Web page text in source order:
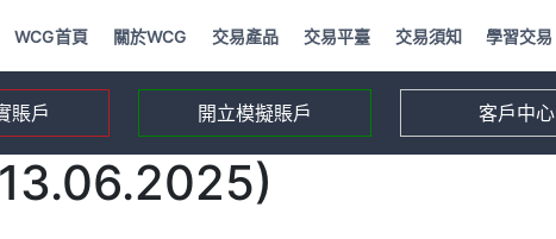
WCG首頁 關於WCG 交易產品 交易平臺 交易須知 學習交易
賬戶 開立模擬賬戶 客戶中心